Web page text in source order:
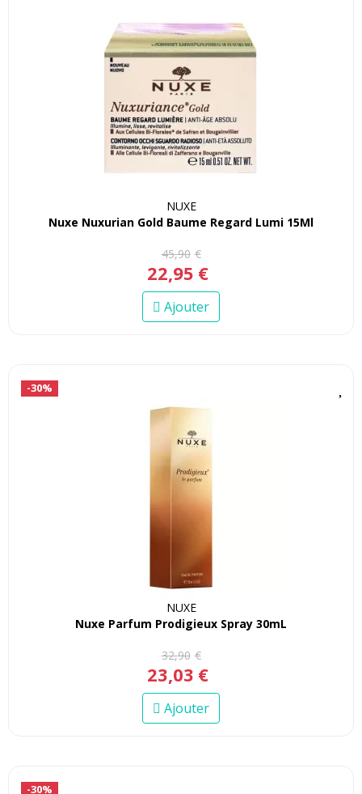
NUXE
Nuxe Nuxurian Gold Baume Regard Lumi 15Ml
45,90 €
22,95 €
Ajouter
-30%
NUXE
Nuxe Parfum Prodigieux Spray 30mL
32,90 €
23,03 €
Ajouter
-30%